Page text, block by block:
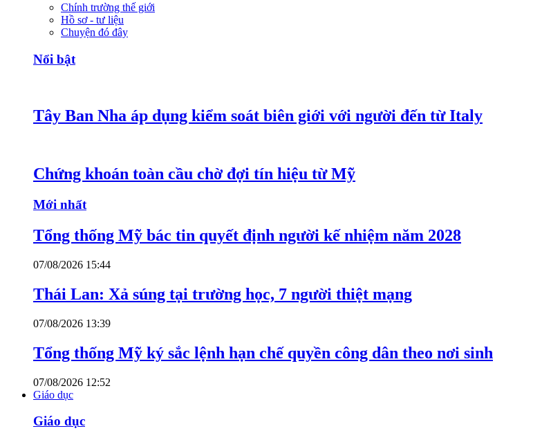
Chính trường thế giới
Hồ sơ - tư liệu
Chuyện đó đây
Nổi bật
Tây Ban Nha áp dụng kiểm soát biên giới với người đến từ Italy
Chứng khoán toàn cầu chờ đợi tín hiệu từ Mỹ
Mới nhất
Tổng thống Mỹ bác tin quyết định người kế nhiệm năm 2028
07/08/2026 15:44
Thái Lan: Xả súng tại trường học, 7 người thiệt mạng
07/08/2026 13:39
Tổng thống Mỹ ký sắc lệnh hạn chế quyền công dân theo nơi sinh
07/08/2026 12:52
Giáo dục
Giáo dục